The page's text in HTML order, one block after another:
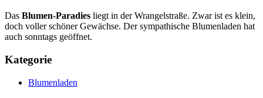
Das Blumen-Paradies liegt in der Wrangelstraße. Zwar ist es klein,
doch voller schöner Gewächse. Der sympathische Blumenladen hat
auch sonntags geöffnet.
Kategorie
Blumenladen